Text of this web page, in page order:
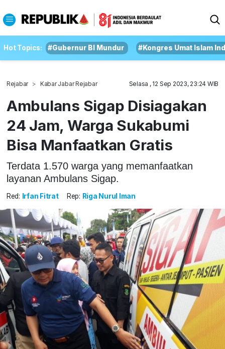
Hot Topics: #Gubernur BI Mundur #Kongres Umat Islam
Rejabar Kabar Jabar Rejabar Selasa , 12 Sep 2023, 23:24 WIB
Ambulans Sigap Disiagakan
24 Jam, Warga Sukabumi
Bisa Manfaatkan Gratis
Terdata 1.570 warga yang memanfaatkan
layanan Ambulans Sigap.
Red: Irfan Fitrat Rep: Riga Nurul Iman